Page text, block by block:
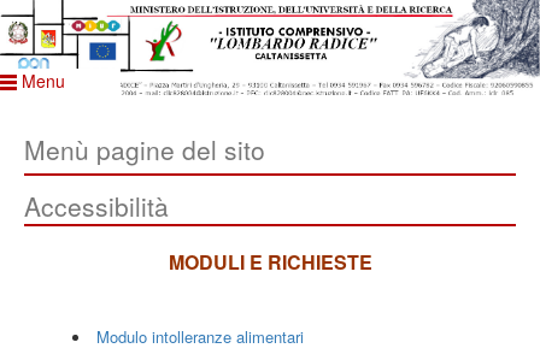
Menu
Menù pagine del sito
Accessibilità
MODULI E RICHIESTE
Modulo intolleranze alimentari